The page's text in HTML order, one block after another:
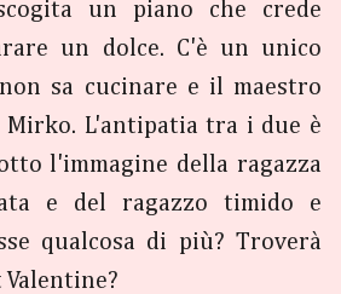
un piano che crede
un dolce. C'è un unico
sa cucinare e il maestro
Mirko. L'antipatia tra i due è
l'immagine della ragazza
e del ragazzo timido e
qualcosa di più? Troverà
Valentine?